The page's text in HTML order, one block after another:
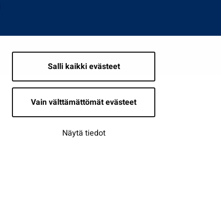
Salli kaikki evästeet
Vain välttämättömät evästeet
Näytä tiedot